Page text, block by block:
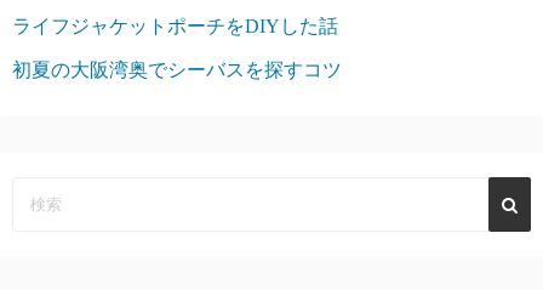
ライフジャケットポーチをDIYした話
初夏の大阪湾奥でシーバスを探すコツ